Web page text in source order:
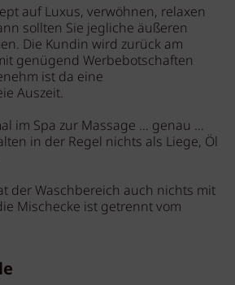
auf Luxus, verwöhnen, relaxen
sollten Sie jegliche äußeren
Die Kundin wird zurück am
genügend Werbebotschaften
ist da eine
Auszeit.
im Spa zur Massage … genau …
in der Regel nichts als Liege, Öl
der Waschbereich auch nichts mit
Mischecke ist getrennt vom